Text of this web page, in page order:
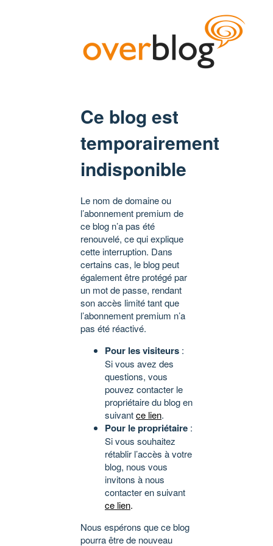
Ce blog est
temporairement
indisponible
Le nom de domaine ou
l’abonnement premium de
ce blog n’a pas été
renouvelé, ce qui explique
cette interruption. Dans
certains cas, le blog peut
également être protégé par
un mot de passe, rendant
son accès limité tant que
l’abonnement premium n’a
pas été réactivé.
Pour les visiteurs :
Si vous avez des
questions, vous
pouvez contacter le
propriétaire du blog en
suivantce lien.
Pour le propriétaire :
Si vous souhaitez
rétablir l’accès à votre
blog, nous vous
invitons à nous
contacter en suivant
ce lien.
Nous espérons que ce blog
pourra être de nouveau